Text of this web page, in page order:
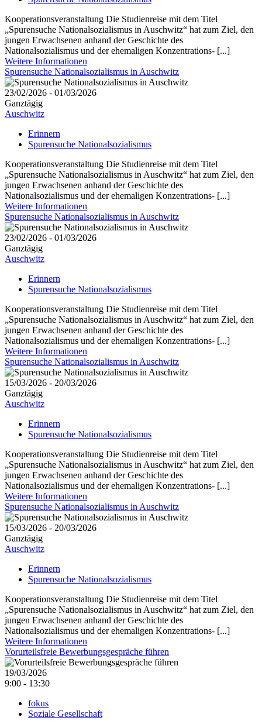
Kooperationsveranstaltung Die Studienreise mit dem Titel
„Spurensuche Nationalsozialismus in Auschwitz“ hat zum Ziel, den
jungen Erwachsenen anhand der Geschichte des
Nationalsozialismus und der ehemaligen Konzentrations- [...]
Weitere Informationen
Spurensuche Nationalsozialismus in Auschwitz
23/02/2026 - 01/03/2026
Ganztägig
Auschwitz
Erinnern
Spurensuche Nationalsozialismus
Kooperationsveranstaltung Die Studienreise mit dem Titel
„Spurensuche Nationalsozialismus in Auschwitz“ hat zum Ziel, den
jungen Erwachsenen anhand der Geschichte des
Nationalsozialismus und der ehemaligen Konzentrations- [...]
Weitere Informationen
Spurensuche Nationalsozialismus in Auschwitz
23/02/2026 - 01/03/2026
Ganztägig
Auschwitz
Erinnern
Spurensuche Nationalsozialismus
Kooperationsveranstaltung Die Studienreise mit dem Titel
„Spurensuche Nationalsozialismus in Auschwitz“ hat zum Ziel, den
jungen Erwachsenen anhand der Geschichte des
Nationalsozialismus und der ehemaligen Konzentrations- [...]
Weitere Informationen
Spurensuche Nationalsozialismus in Auschwitz
15/03/2026 - 20/03/2026
Ganztägig
Auschwitz
Erinnern
Spurensuche Nationalsozialismus
Kooperationsveranstaltung Die Studienreise mit dem Titel
„Spurensuche Nationalsozialismus in Auschwitz“ hat zum Ziel, den
jungen Erwachsenen anhand der Geschichte des
Nationalsozialismus und der ehemaligen Konzentrations- [...]
Weitere Informationen
Spurensuche Nationalsozialismus in Auschwitz
15/03/2026 - 20/03/2026
Ganztägig
Auschwitz
Erinnern
Spurensuche Nationalsozialismus
Kooperationsveranstaltung Die Studienreise mit dem Titel
„Spurensuche Nationalsozialismus in Auschwitz“ hat zum Ziel, den
jungen Erwachsenen anhand der Geschichte des
Nationalsozialismus und der ehemaligen Konzentrations- [...]
Weitere Informationen
Vorurteilsfreie Bewerbungsgespräche führen
19/03/2026
9:00 - 13:30
fokus
Soziale Gesellschaft